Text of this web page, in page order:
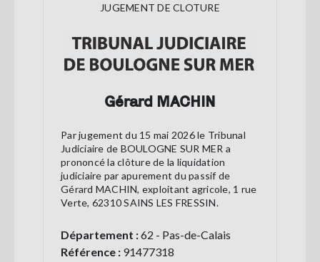
JUGEMENT DE CLOTURE
Gérard MACHIN
Par jugement du 15 mai 2026 le Tribunal
Judiciaire de BOULOGNE SUR MER a
prononcé la clôture de la liquidation
judiciaire par apurement du passif de
Gérard MACHIN, exploitant agricole, 1 rue
Verte, 62310 SAINS LES FRESSIN.
Département :62 - Pas-de-Calais
Référence : 91477318